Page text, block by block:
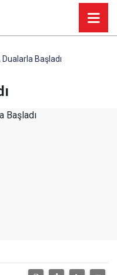
Dualarla Başladı